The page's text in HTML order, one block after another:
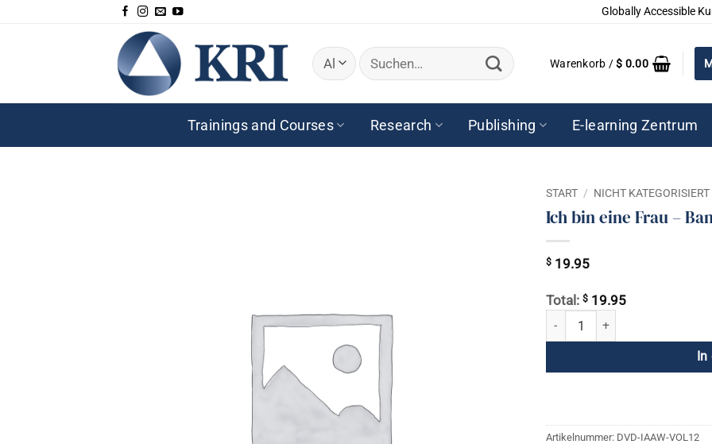
Globally Accessible
Suchen
nach:
Warenkorb /$ 0.00
Trainings and Courses Research Publishing E-learning Zentrum
START / NICHT KATEGORISIERT
Ich bin eine Frau –
$ 19.95
Total: $ 19.95
Ich bin eine Frau - Band 12: Der
Artikelnummer: DVD-IAAW-VOL12